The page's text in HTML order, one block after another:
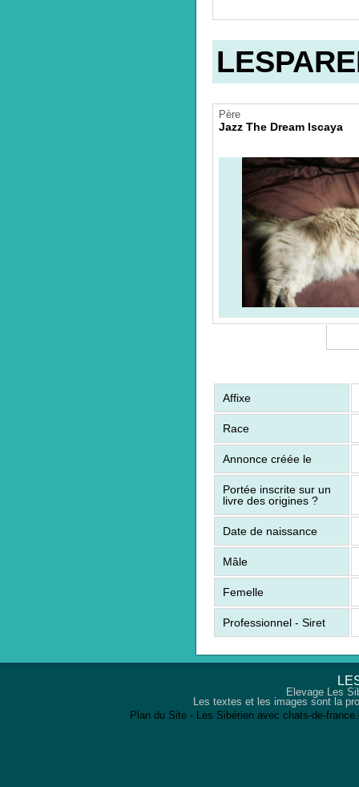
Père
Jazz The Dream Iscaya
Affixe
Race
Annonce créée le
Portée inscrite sur un
livre des origines ?
Date de naissance
Mâle
Femelle
Professionnel - Siret
Elevage Les
Les textes et les images sont la
Plan du Site- Les Sibérien avec chats-de-